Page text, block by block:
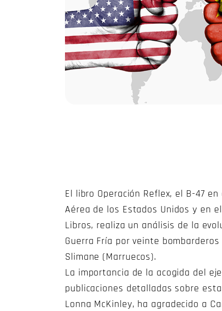
El libro Operación Reflex, el B-47
Aérea de los Estados Unidos y en
Libros, realiza un análisis de la
Guerra Fría por veinte
Slimane (Marruecos).
La importancia de la acogida del
publicaciones detalladas sobre
Lonna McKinley, ha agradecido a